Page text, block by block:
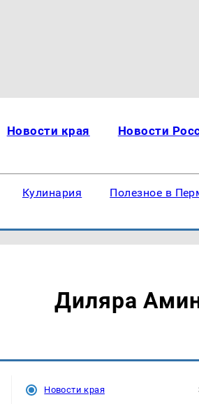
Новости края Новости
Кулинария Полезное в
Диляра
Новости края